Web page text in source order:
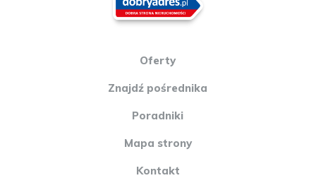
Oferty
Znajdź pośrednika
Poradniki
Mapa strony
Kontakt